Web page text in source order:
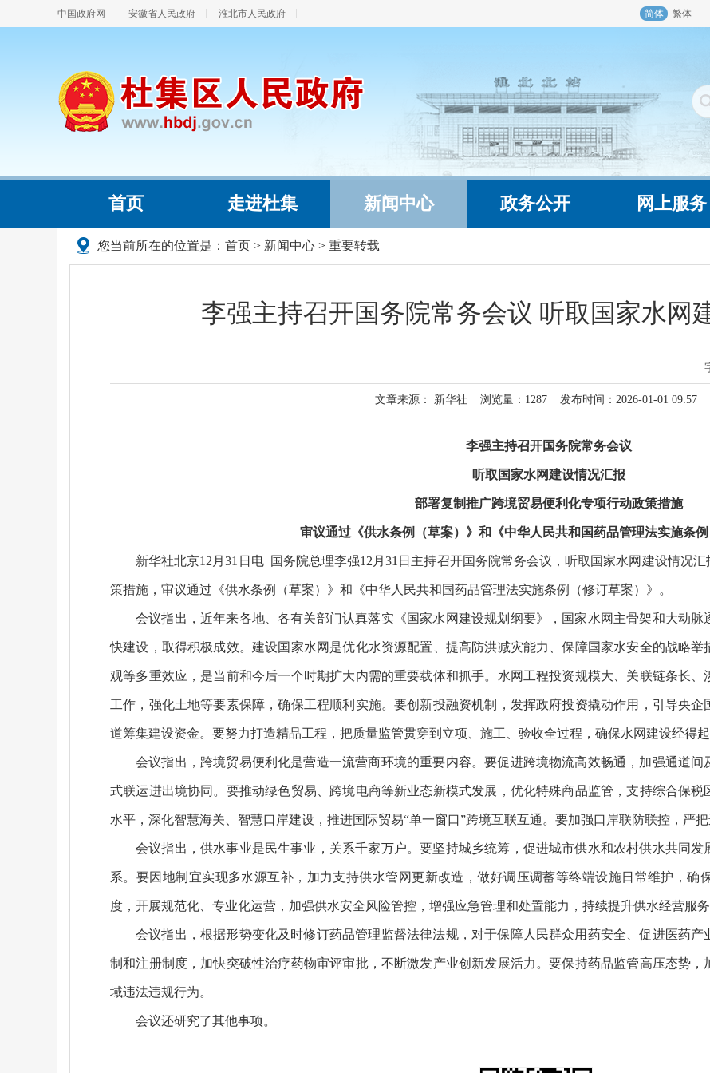
中国政府网 安徽省人民政府 淮北市人民政府 简体 繁体
首页 走进杜集 新闻中心 政务公开 网上服务
您当前所在的位置是： 首页 > 新闻中心 > 重要转载
李强主持召开国务院常务会议 听取国家水网
文章来源： 新华社 浏览量： 1287 发布时间：2026-01-01 09:57
李强主持召开国务院常务会议
听取国家水网建设情况汇报
部署复制推广跨境贸易便利化专项行动政策措施
审议通过《供水条例（草案）》和《中华人民共和国药品管理法实施条例
新华社北京12月31日电 国务院总理李强12月31日主持召开国务院常务会议，听取国家水网建设情况
策措施，审议通过《供水条例（草案）》和《中华人民共和国药品管理法实施条例（修订草案）》。
会议指出，近年来各地、各有关部门认真落实《国家水网建设规划纲要》，国家水网主骨架和大动
快建设，取得积极成效。建设国家水网是优化水资源配置、提高防洪减灾能力、保障国家水安全的战略
观等多重效应，是当前和今后一个时期扩大内需的重要载体和抓手。水网工程投资规模大、关联链条长
工作，强化土地等要素保障，确保工程顺利实施。要创新投融资机制，发挥政府投资撬动作用，引导央
道筹集建设资金。要努力打造精品工程，把质量监管贯穿到立项、施工、验收全过程，确保水网建设经得起
会议指出，跨境贸易便利化是营造一流营商环境的重要内容。要促进跨境物流高效畅通，加强通道
式联运进出境协同。要推动绿色贸易、跨境电商等新业态新模式发展，优化特殊商品监管，支持综合保
水平，深化智慧海关、智慧口岸建设，推进国际贸易“单一窗口”跨境互联互通。要加强口岸联防联控，严
会议指出，供水事业是民生事业，关系千家万户。要坚持城乡统筹，促进城市供水和农村供水共同
系。要因地制宜实现多水源互补，加力支持供水管网更新改造，做好调压调蓄等终端设施日常维护，确
度，开展规范化、专业化运营，加强供水安全风险管控，增强应急管理和处置能力，持续提升供水经营服务
会议指出，根据形势变化及时修订药品管理监督法律法规，对于保障人民群众用药安全、促进医药
制和注册制度，加快突破性治疗药物审评审批，不断激发产业创新发展活力。要保持药品监管高压态势
域违法违规行为。
会议还研究了其他事项。